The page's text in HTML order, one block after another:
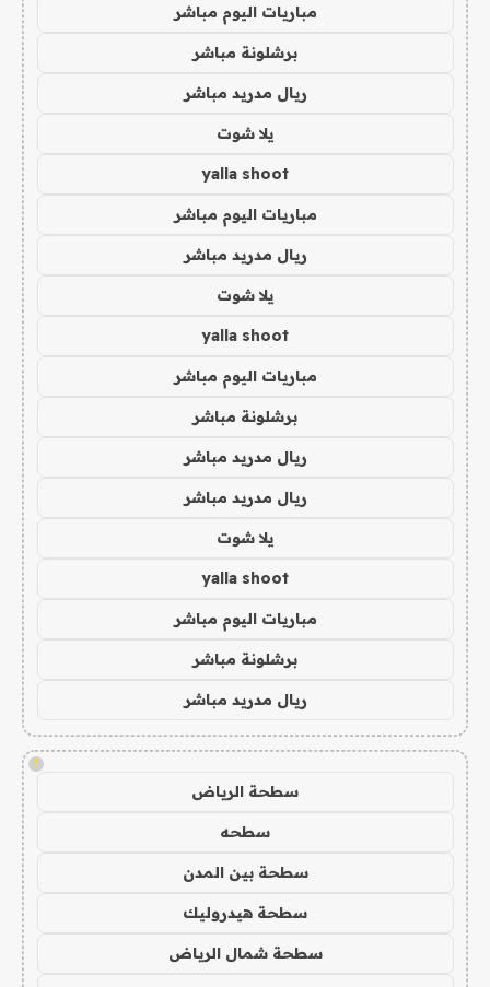
مباريات اليوم مباشر
برشلونة مباشر
ريال مدريد مباشر
يلا شوت
yalla shoot
مباريات اليوم مباشر
ريال مدريد مباشر
يلا شوت
yalla shoot
مباريات اليوم مباشر
برشلونة مباشر
ريال مدريد مباشر
ريال مدريد مباشر
يلا شوت
yalla shoot
مباريات اليوم مباشر
برشلونة مباشر
ريال مدريد مباشر
!
سطحة الرياض
سطحه
سطحة بين المدن
سطحة هيدروليك
سطحة شمال الرياض